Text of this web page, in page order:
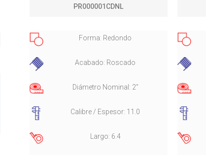
PR000001CDNL
Forma: Redondo
Acabado: Roscado
Diámetro Nominal: 2"
Calibre / Espesor: 11.0
Largo: 6.4